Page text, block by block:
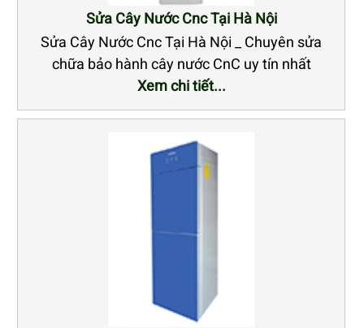
Sửa Cây Nước Cnc Tại Hà Nội
Sửa Cây Nước Cnc Tại Hà Nội _ Chuyên sửa
chữa bảo hành cây nước CnC uy tín nhất
Xem chi tiết...